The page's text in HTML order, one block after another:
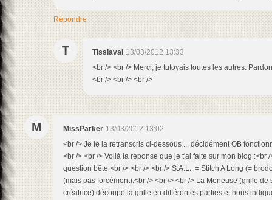
Répondre
T Tissiaval 13/03/2012 13:33
<br /> <br /> Merci, je tutoyais toutes les autres.
<br /> <br /> <br />
M MissParker 13/03/2012 13:02
<br /> Je te la retranscris ci-dessous ... décidément OB
<br /> <br /> Voilà la réponse que je t'ai faite sur mon blog :<br
question bête <br /> <br /> <br /> S.A.L. = Stitch A Long (=
(mais pas forcément).<br /> <br /> <br /> La Meneuse (grille
créatrice) découpe la grille en différentes parties et nous